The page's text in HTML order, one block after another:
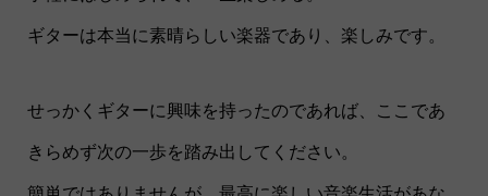
ギターは本当に素晴らしい楽器であり、楽しみです。
せっかくギターに興味を持ったのであれば、ここであ
きらめず次の一歩を踏み出してください。